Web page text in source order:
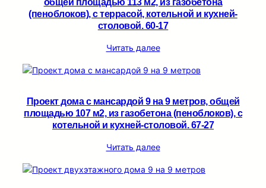
(пеноблоков), c террасой, котельной и кухней-
столовой. 60-17
Читать далее
Проект дома с мансардой 9 на 9 метров, общей
площадью 107 м2, из газобетона (пеноблоков), c
котельной и кухней-столовой. 67-27
Читать далее